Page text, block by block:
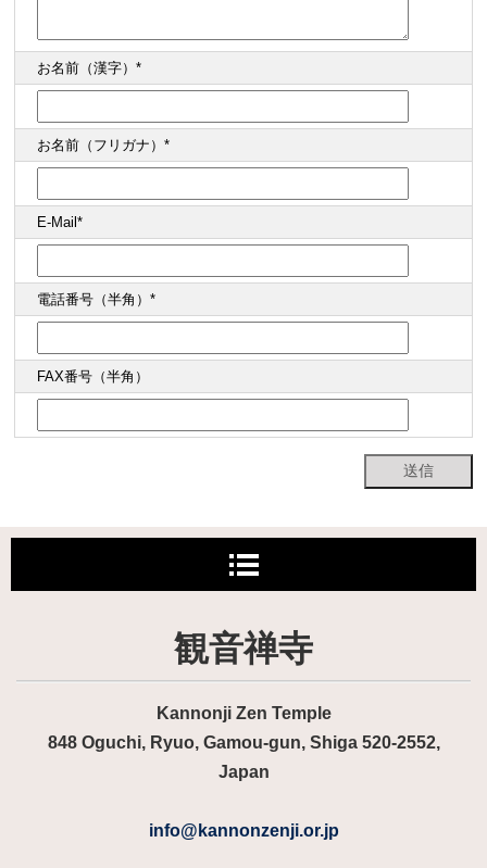
お名前（漢字）*
お名前（フリガナ）*
E-Mail*
電話番号（半角）*
FAX番号（半角）
観音禅寺
Kannonji Zen Temple
848 Oguchi, Ryuo, Gamou-gun, Shiga 520-2552,
Japan
info@kannonzenji.or.jp